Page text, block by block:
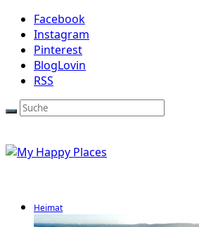
Facebook
Instagram
Pinterest
BlogLovin
RSS
Heimat